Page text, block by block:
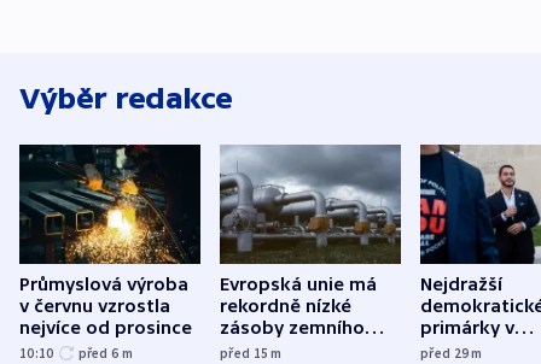
Výběr redakce
Průmyslová výroba
v červnu vzrostla
nejvíce od prosince
10:10 před 6 m
Evropská unie má
rekordně nízké
zásoby zemního
plynu
před 15m
Nejdražší
primárky v
Michiganu
před 29m